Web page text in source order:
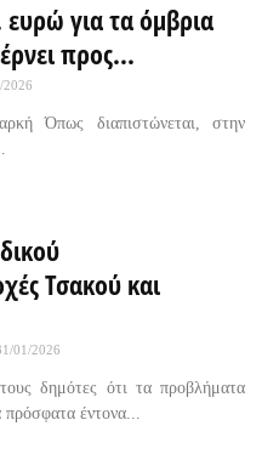
για τα όμβρια
προς...
2026
Όπως διαπιστώνεται, στην
Τσακού και
01/2026
δημότες ότι τα προβλήματα
έντονα...